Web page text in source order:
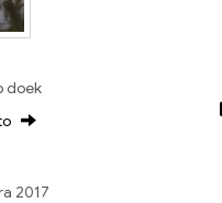
doek
2017